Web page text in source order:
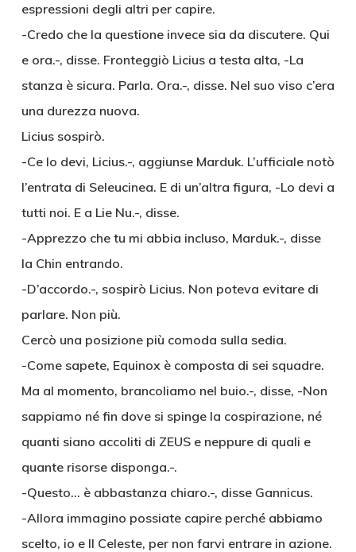
espressioni degli altri per capire.
-Credo che la questione invece sia da discutere. Qui
e ora.-, disse. Fronteggiò Licius a testa alta, -La
stanza è sicura. Parla. Ora.-, disse. Nel suo viso c’era
una durezza nuova.
Licius sospirò.
-Ce lo devi, Licius.-, aggiunse Marduk. L’ufficiale notò
l’entrata di Seleucinea. E di un’altra figura, -Lo devi a
tutti noi. E a Lie Nu.-, disse.
-Apprezzo che tu mi abbia incluso, Marduk.-, disse
la Chin entrando.
-D’accordo.-, sospirò Licius. Non poteva evitare di
parlare. Non più.
Cercò una posizione più comoda sulla sedia.
-Come sapete, Equinox è composta di sei squadre.
Ma al momento, brancoliamo nel buio.-, disse, -Non
sappiamo né fin dove si spinge la cospirazione, né
quanti siano accoliti di ZEUS e neppure di quali e
quante risorse disponga.-.
-Questo… è abbastanza chiaro.-, disse Gannicus.
-Allora immagino possiate capire perché abbiamo
scelto, io e Il Celeste, per non farvi entrare in azione.